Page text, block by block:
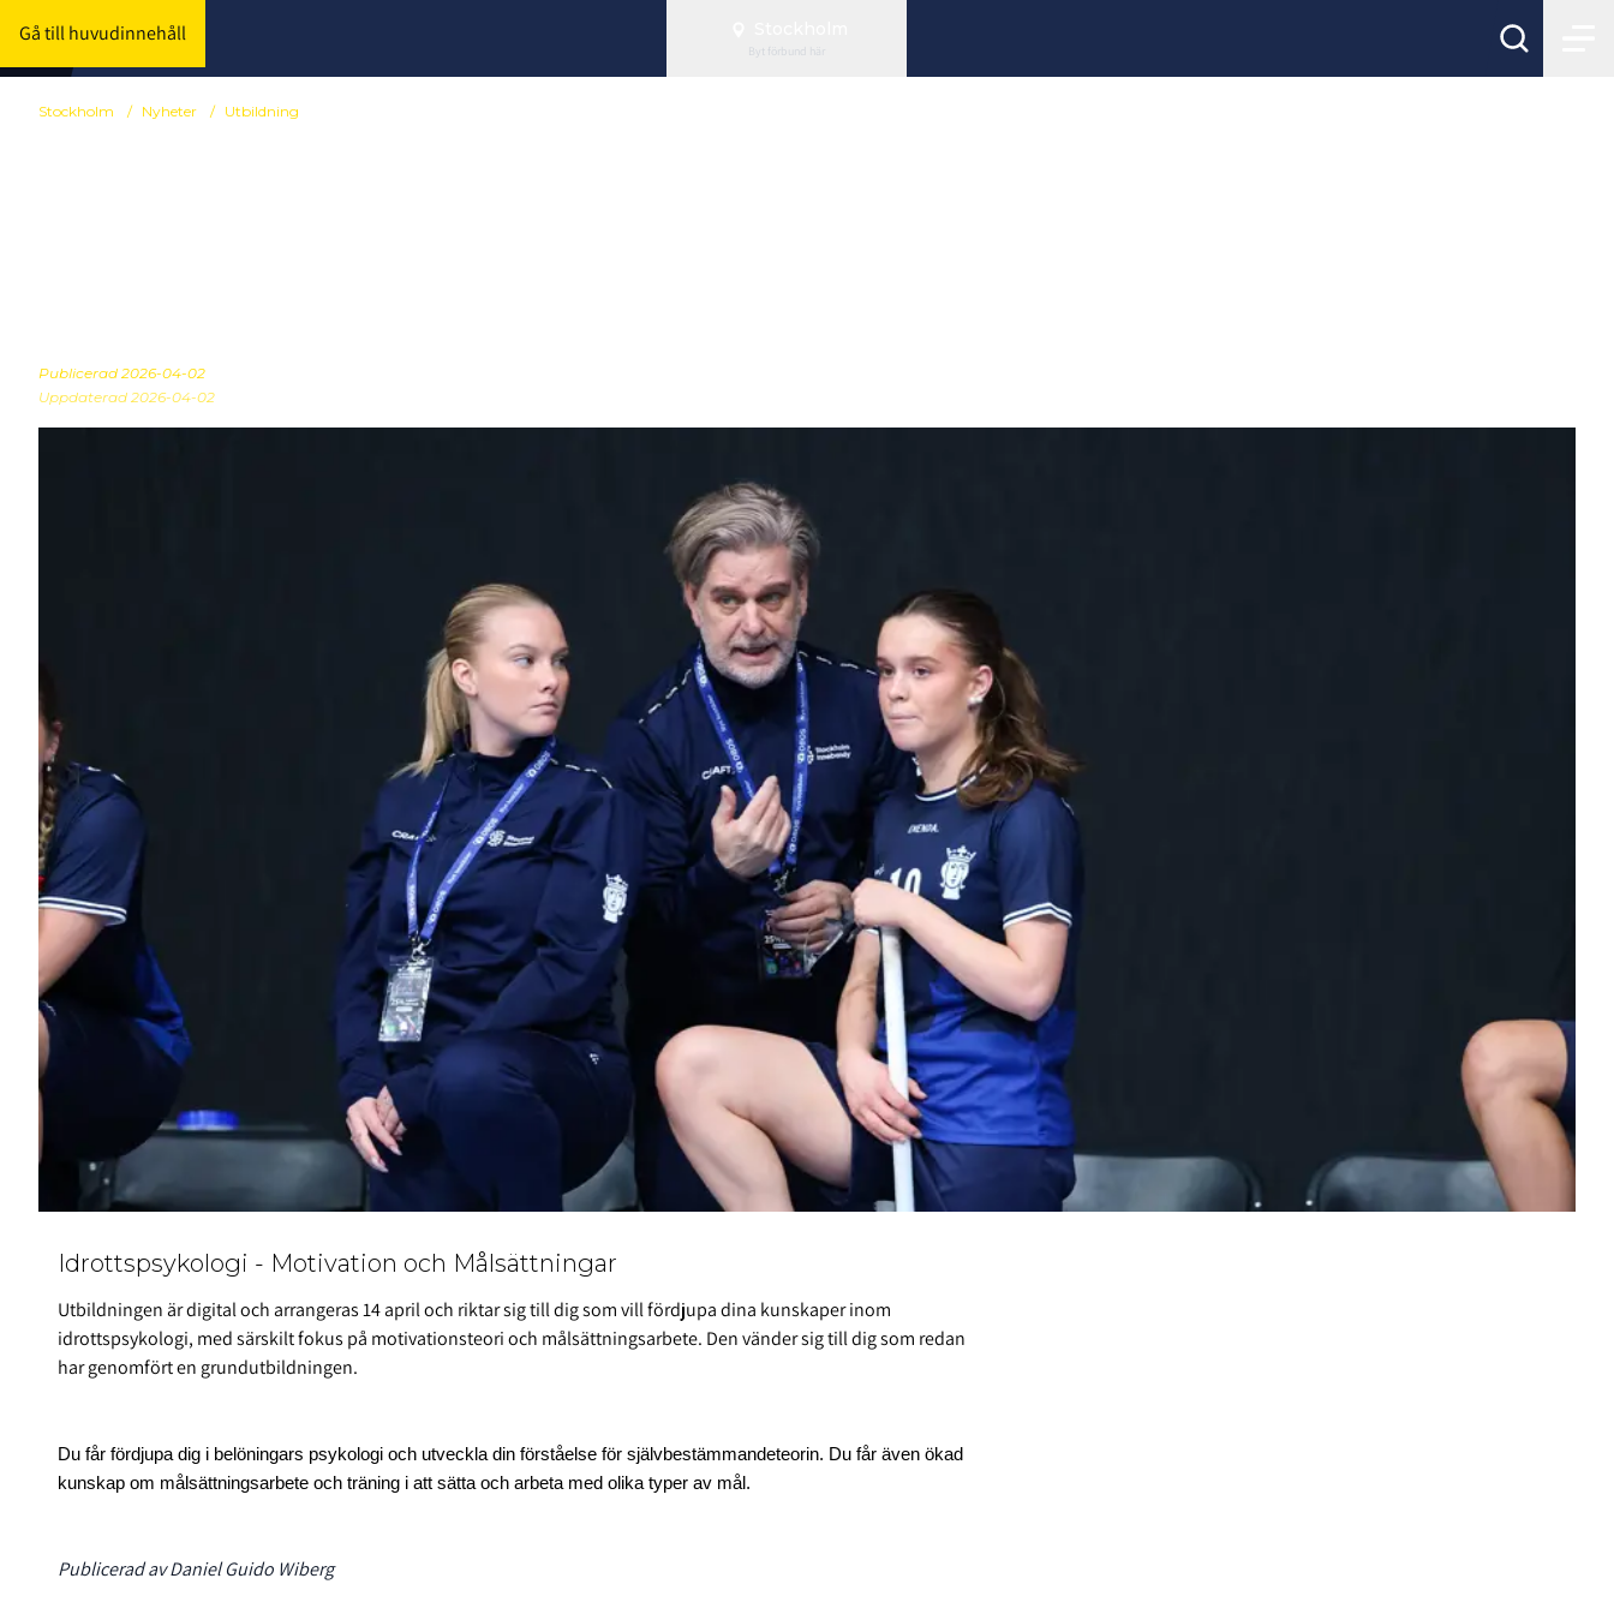
Gå till huvudinnehåll
Byt förbund här
Stockholm / Nyheter / Utbildning
Publicerad 2026-04-02
Uppdaterad 2026-04-02
Idrottspsykologi - Motivation och Målsättningar
Utbildningen är digital och arrangeras 14 april och riktar sig till dig som vill fördjupa dina kunskaper inom
idrottspsykologi, med särskilt fokus på motivationsteori och målsättningsarbete. Den vänder sig till dig som redan
har genomfört en grundutbildningen.
Du får fördjupa dig i belöningars psykologi och utveckla din förståelse för självbestämmandeteorin. Du får även ökad
kunskap om målsättningsarbete och träning i att sätta och arbeta med olika typer av mål.
Publicerad av Daniel Guido Wiberg